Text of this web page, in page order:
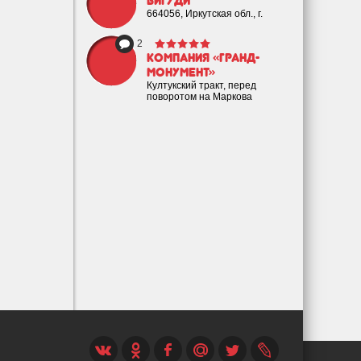
664056, Иркутская обл., г.
2
Компания «Гранд-
Монумент»
Култукский тракт, перед
поворотом на Маркова